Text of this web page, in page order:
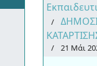
21 Μάι